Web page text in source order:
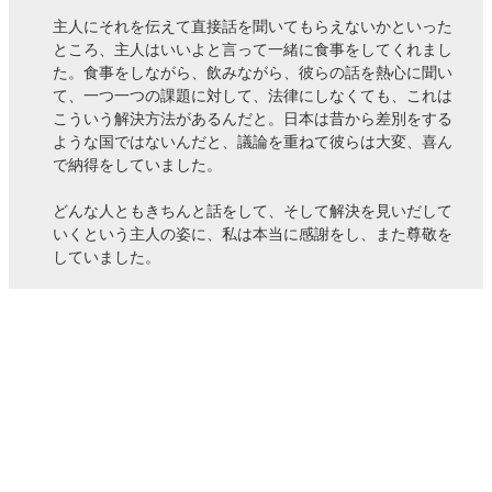
主人にそれを伝えて直接話を聞いてもらえないかといった
ところ、主人はいいよと言って一緒に食事をしてくれまし
た。食事をしながら、飲みながら、彼らの話を熱心に聞い
て、一つ一つの課題に対して、法律にしなくても、これは
こういう解決方法があるんだと。日本は昔から差別をする
ような国ではないんだと、議論を重ねて彼らは大変、喜ん
で納得をしていました。
どんな人ともきちんと話をして、そして解決を見いだして
いくという主人の姿に、私は本当に感謝をし、また尊敬を
していました。